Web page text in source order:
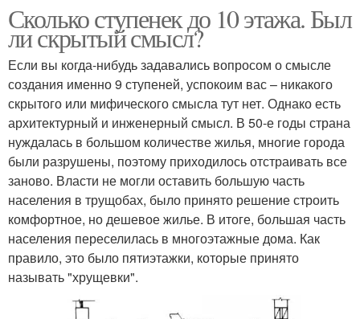
Сколько ступенек до 10 этажа. Был
ли скрытый смысл?
Если вы когда-нибудь задавались вопросом о смысле
создания именно 9 ступеней, успокоим вас – никакого
скрытого или мифического смысла тут нет. Однако есть
архитектурный и инженерный смысл. В 50-е годы страна
нуждалась в большом количестве жилья, многие города
были разрушены, поэтому приходилось отстраивать все
заново. Власти не могли оставить большую часть
населения в трущобах, было принято решение строить
комфортное, но дешевое жилье. В итоге, большая часть
населения переселилась в многоэтажные дома. Как
правило, это было пятиэтажки, которые принято
называть "хрущевки".